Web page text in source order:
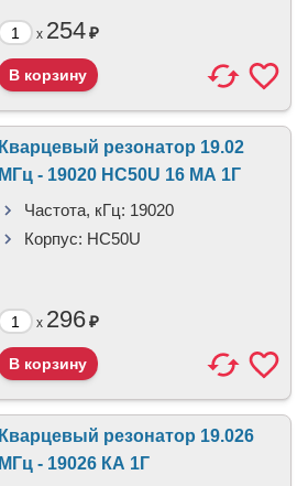
x 254₽
Кварцевый резонатор 19.02
МГц - 19020 HC50U 16 МА 1Г
Частота, кГц: 19020
Корпус: HC50U
x 296₽
Кварцевый резонатор 19.026
МГц - 19026 КА 1Г